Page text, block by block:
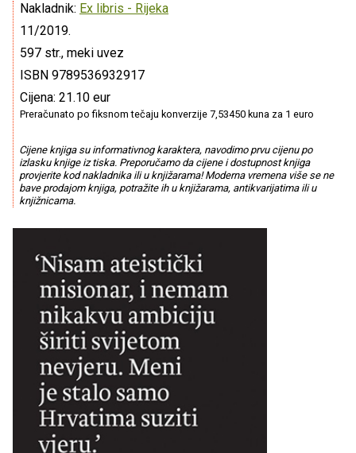
Nakladnik: Ex libris - Rijeka
11/2019.
597 str., meki uvez
ISBN 9789536932917
Cijena: 21.10 eur
Preračunato po fiksnom tečaju konverzije 7,53450 kuna za 1 euro
Cijene knjiga su informativnog karaktera, navodimo prvu cijenu po
izlasku knjige iz tiska. Preporučamo da cijene i dostupnost knjiga
provjerite kod nakladnika ili u knjižarama! Moderna vremena više se ne
bave prodajom knjiga, potražite ih u knjižarama, antikvarijatima ili u
knjižnicama.